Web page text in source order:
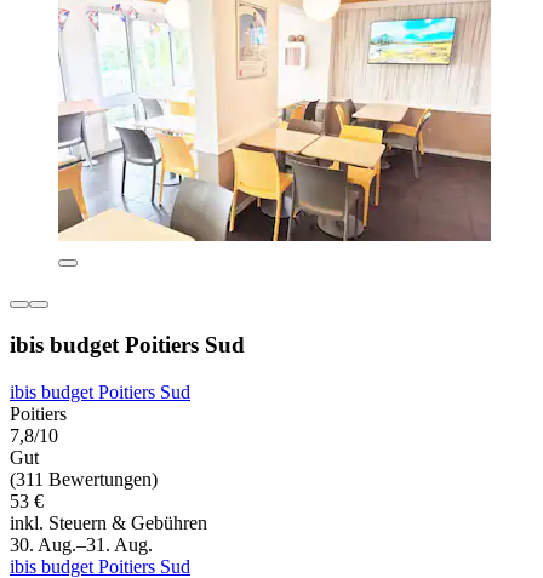
ibis budget Poitiers Sud
ibis budget Poitiers Sud
Poitiers
7,8/10
Gut
(311 Bewertungen)
53 €
inkl. Steuern & Gebühren
30. Aug.–31. Aug.
ibis budget Poitiers Sud